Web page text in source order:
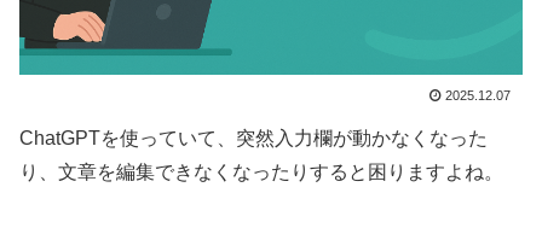
2025.12.07
ChatGPTを使っていて、突然入力欄が動かなくなった
り、文章を編集できなくなったりすると困りますよね。